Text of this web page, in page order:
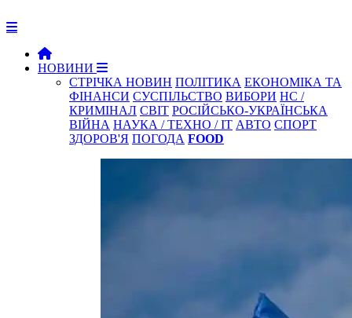
НОВИНИ
СТРІЧКА НОВИН ПОЛІТИКА ЕКОНОМІКА ТА
ФІНАНСИ СУСПІЛЬСТВО ВИБОРИ НС /
КРИМІНАЛ СВІТ РОСІЙСЬКО-УКРАЇНСЬКА
ВІЙНА НАУКА / ТЕХНО / IT АВТО СПОРТ
ЗДОРОВ'Я ПОГОДА FOOD